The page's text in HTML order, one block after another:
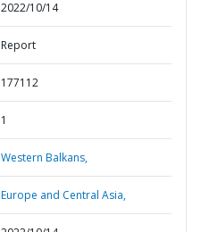
2022/10/14
Report
177112
1
Western Balkans,
Europe and Central Asia,